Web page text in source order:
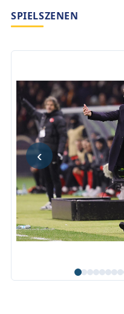
SPIELSZENEN
‹